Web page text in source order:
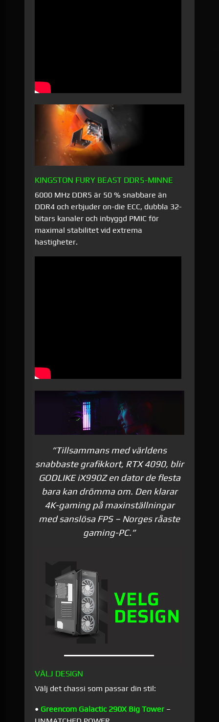
KINGSTON FURY BEAST DDR5-MINNE
6000 MHz DDR5 är 50 % snabbare än
DDR4 och erbjuder on-die ECC, dubbla 32-
bitars kanaler och inbyggd PMIC för
maximal stabilitet vid extrema
hastigheter.
”Tillsammans med världens
snabbaste grafikkort, RTX 4090, blir
GODLIKE iX990Z en dator de flesta
bara kan drömma om. Den klarar
4K-gaming på maxinställningar
med sanslösa FPS – Norges råaste
gaming-PC.”
VÄLJ DESIGN
Välj det chassi som passar din stil:
• Greencom Galactic 290X Big Tower –